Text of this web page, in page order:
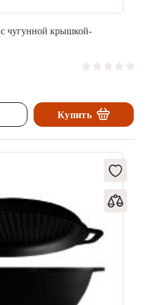
чугунной крышкой-
Купить